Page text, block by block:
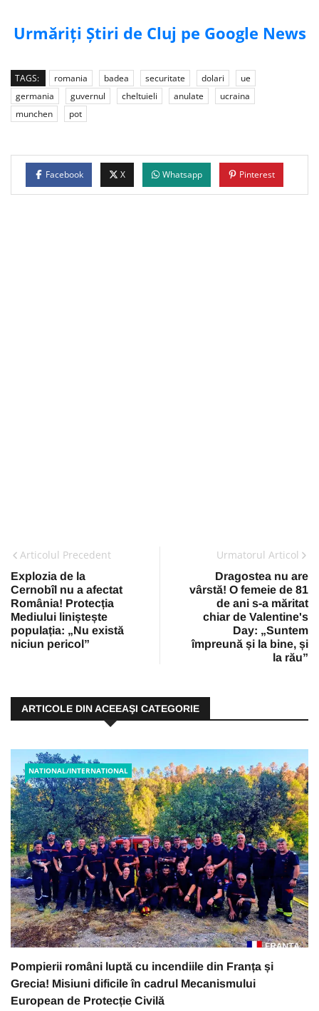
Urmăriți Știri de Cluj pe Google News
TAGS: romania badea securitate dolari
ue
germania
guvernul cheltuieli anulate
ucraina
munchen
pot
Facebook X Whatsapp Pinterest
Articolul Precedent
Explozia de la
Cernobîl nu a afectat
România! Protecția
Mediului liniștește
populația: „Nu există
niciun pericol”
Urmatorul Articol
Dragostea nu are
vârstă! O femeie de 81
de ani s-a măritat
chiar de Valentine's
Day: „Suntem
împreună și la bine, și
la rău”
ARTICOLE DIN ACEEAŞI CATEGORIE
NATIONAL/INTERNATIONAL
Pompierii români luptă cu incendiile din Franța și
Grecia! Misiuni dificile în cadrul Mecanismului
European de Protecție Civilă